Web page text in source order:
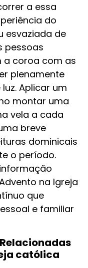
a essa
do
esvaziada de
pessoas
a coroa com as
plenamente
Aplicar um
montar uma
vela a cada
breve
dominicais
o período.
na Igreja
que
e familiar
católica